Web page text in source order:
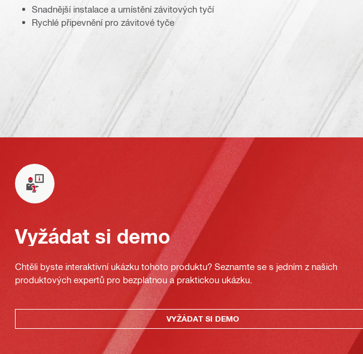
Snadnější instalace a umístění závitových tyčí
Rychlé připevnění pro závitové tyče
Vyžádat si demo
Chtěli byste interaktivní ukázku tohoto produktu? Seznamte se s jedním z našich
produktových expertů pro bezplatnou a praktickou ukázku.
VYŽÁDAT SI DEMO